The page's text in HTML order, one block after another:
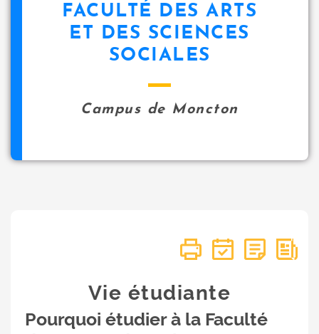
FACULTÉ DES ARTS
ET DES SCIENCES
SOCIALES
Campus de Moncton
Vie étudiante
Pourquoi étudier à la Faculté